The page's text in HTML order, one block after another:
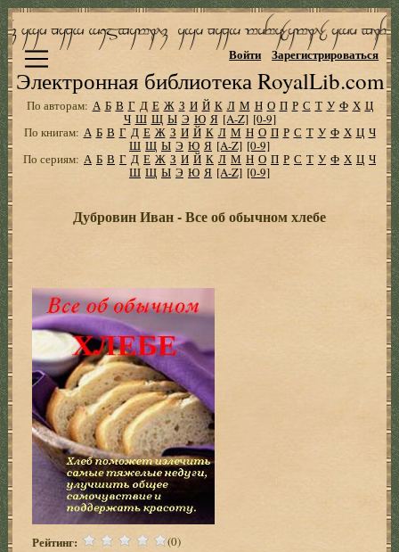
Электронная библиотека RoyalLib.com
Войти Зарегистрироваться
По авторам: А Б В Г Д Е Ж З И Й К Л М Н О П Р С Т У Ф Х Ц
Ч Ш Щ Ы Э Ю Я [A-Z] [0-9]
По книгам: А Б В Г Д Е Ж З И Й К Л М Н О П Р С Т У Ф Х Ц Ч
Ш Щ Ы Э Ю Я [A-Z] [0-9]
По сериям: А Б В Г Д Е Ж З И Й К Л М Н О П Р С Т У Ф Х Ц Ч
Ш Щ Ы Э Ю Я [A-Z] [0-9]
Дубровин Иван - Все об обычном хлебе
Рейтинг: (0)